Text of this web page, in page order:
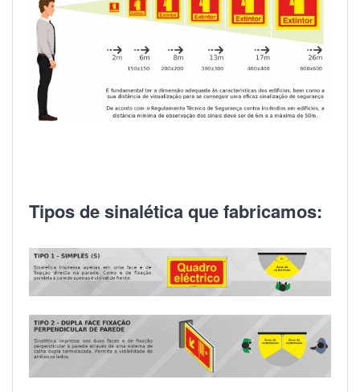
Tipos de sinalética que fabricamos: